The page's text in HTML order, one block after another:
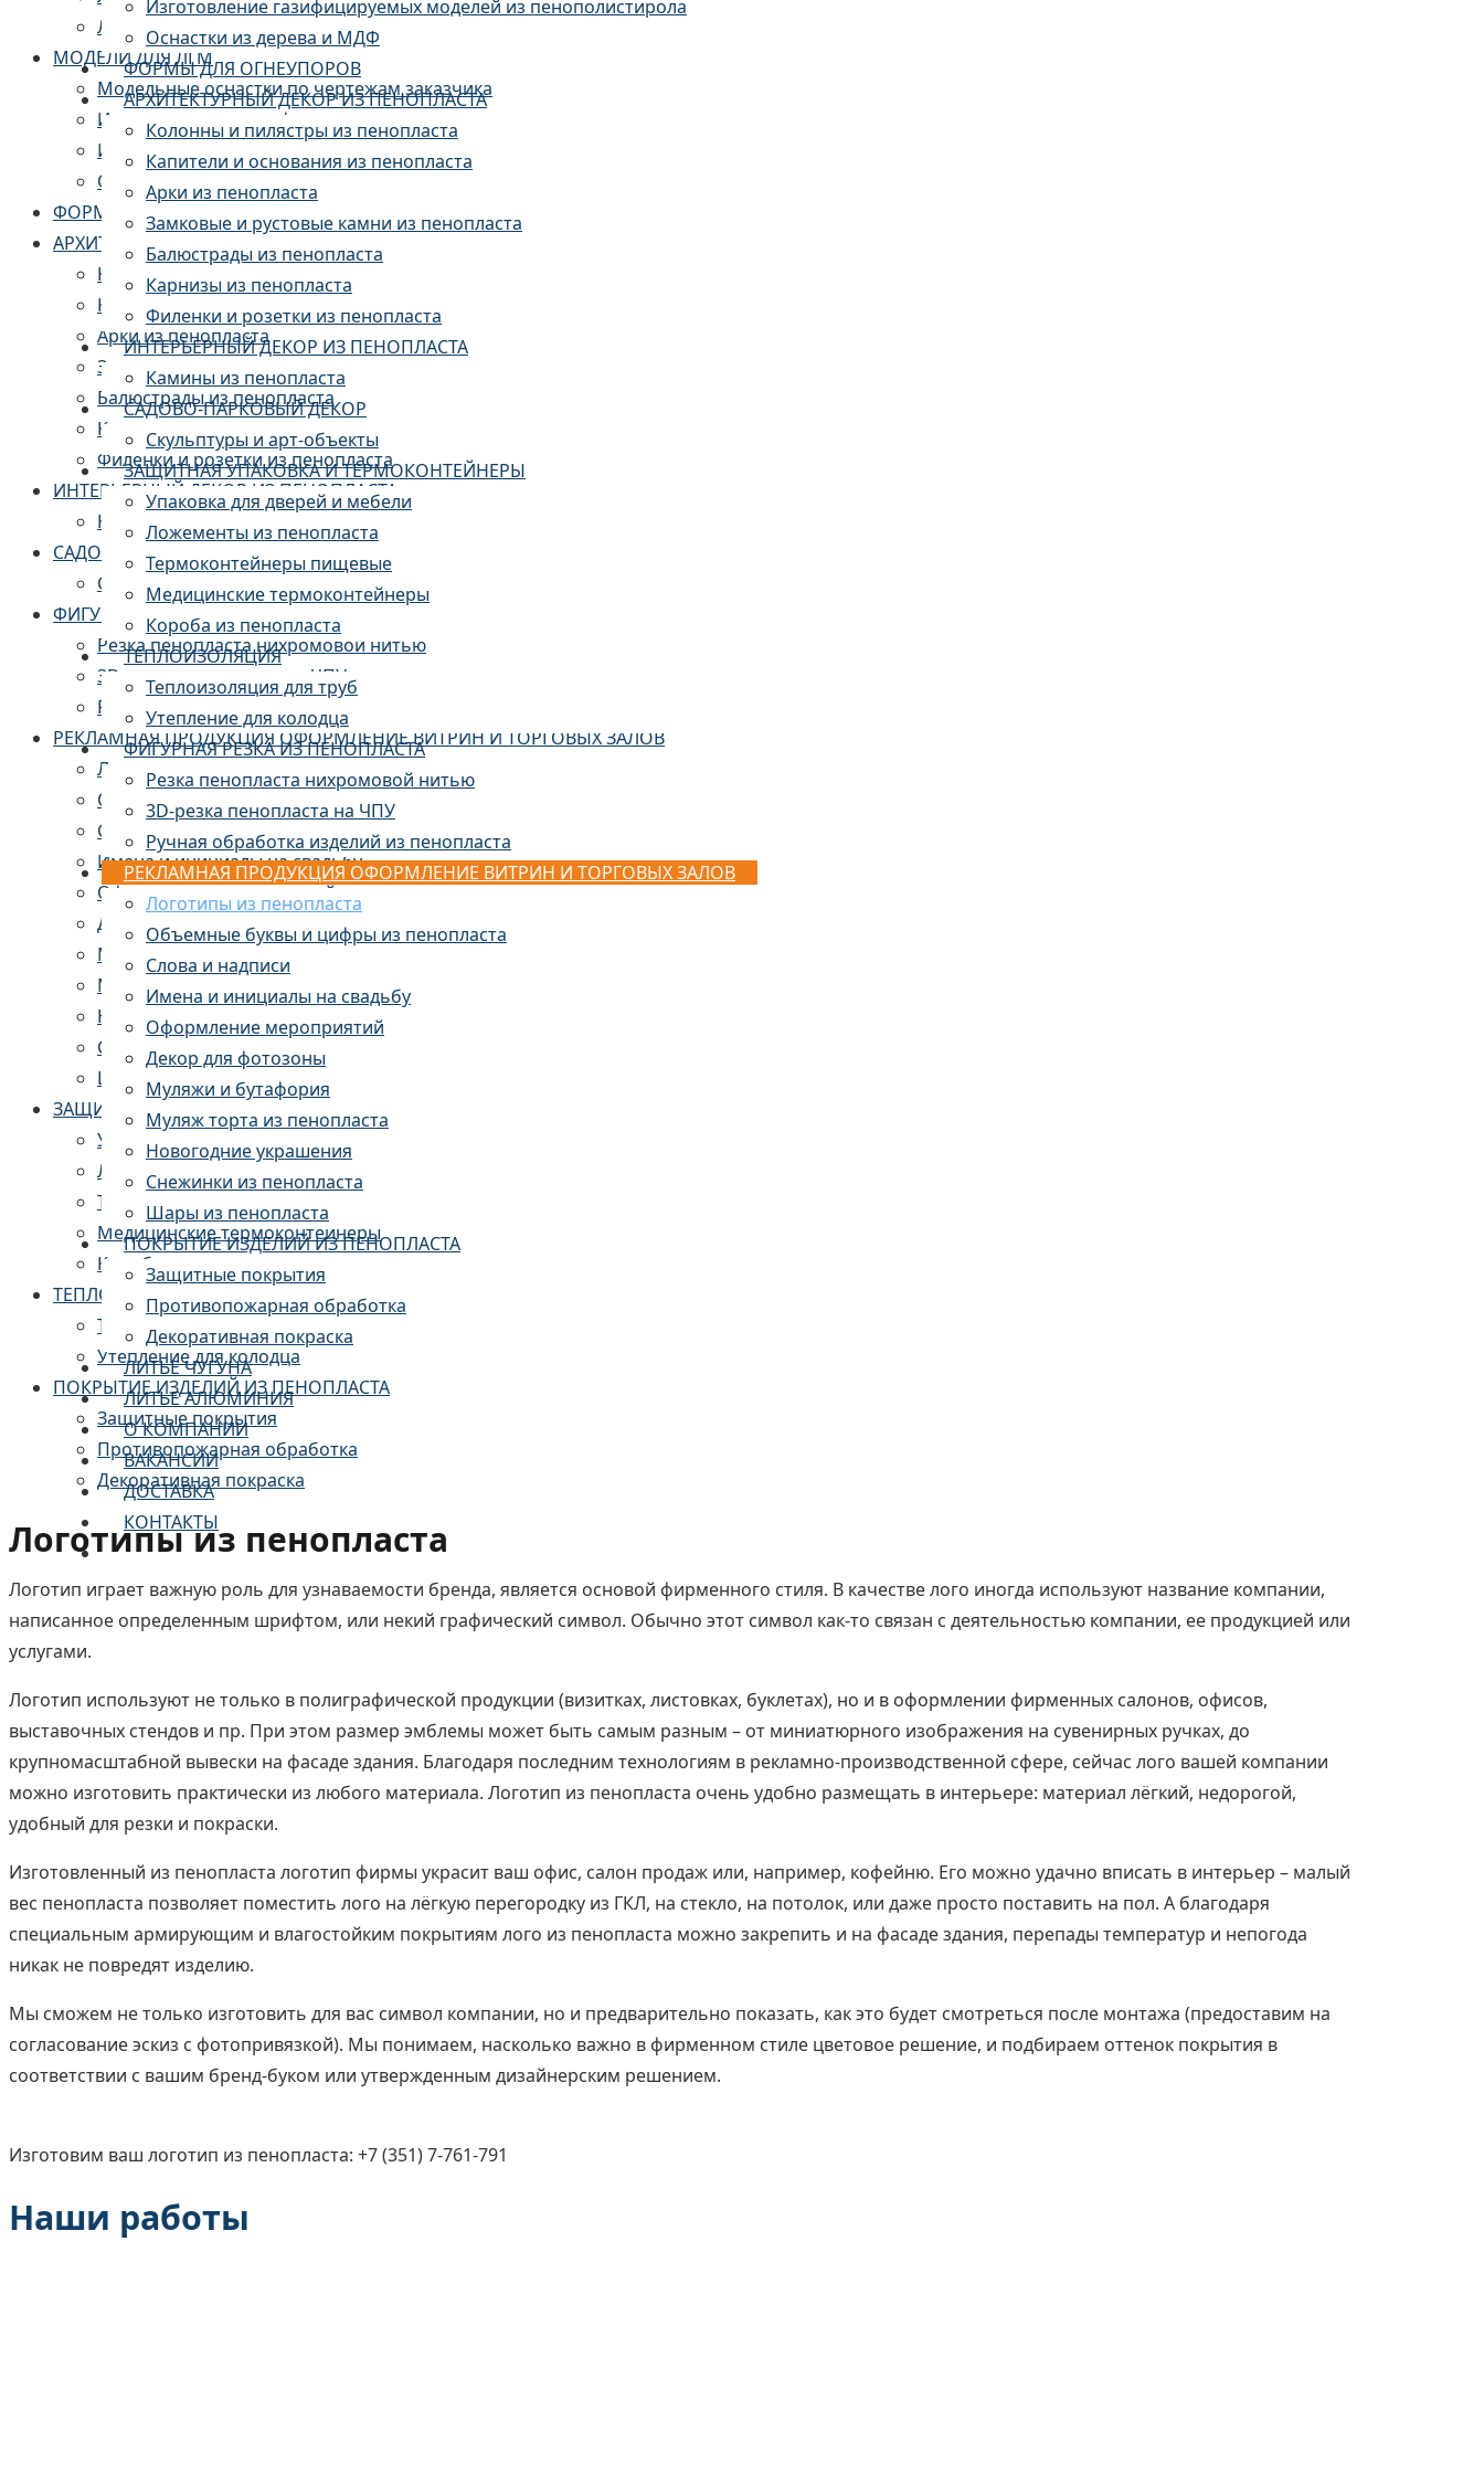
Изготовление газифицируемых моделей из пенополистирола
Оснастки из дерева и МДФ
ФОРМЫ ДЛЯ ОГНЕУПОРОВ
АРХИТЕКТУРНЫЙ ДЕКОР ИЗ ПЕНОПЛАСТА
Колонны и пилястры из пенопласта
Капители и основания из пенопласта
Арки из пенопласта
Замковые и рустовые камни из пенопласта
Балюстрады из пенопласта
Карнизы из пенопласта
Филенки и розетки из пенопласта
ИНТЕРЬЕРНЫЙ ДЕКОР ИЗ ПЕНОПЛАСТА
Камины из пенопласта
САДОВО-ПАРКОВЫЙ ДЕКОР
Скульптуры и арт-объекты
ЗАЩИТНАЯ УПАКОВКА И ТЕРМОКОНТЕЙНЕРЫ
Упаковка для дверей и мебели
Ложементы из пенопласта
Термоконтейнеры пищевые
Медицинские термоконтейнеры
Короба из пенопласта
ТЕПЛОИЗОЛЯЦИЯ
Теплоизоляция для труб
Утепление для колодца
ФИГУРНАЯ РЕЗКА ИЗ ПЕНОПЛАСТА
Резка пенопласта нихромовой нитью
3D-резка пенопласта на ЧПУ
Ручная обработка изделий из пенопласта
РЕКЛАМНАЯ ПРОДУКЦИЯ ОФОРМЛЕНИЕ ВИТРИН И ТОРГОВЫХ ЗАЛОВ
Логотипы из пенопласта
Объемные буквы и цифры из пенопласта
Слова и надписи
Имена и инициалы на свадьбу
Оформление мероприятий
Декор для фотозоны
Муляжи и бутафория
Муляж торта из пенопласта
Новогодние украшения
Снежинки из пенопласта
Шары из пенопласта
ПОКРЫТИЕ ИЗДЕЛИЙ ИЗ ПЕНОПЛАСТА
Защитные покрытия
Противопожарная обработка
Декоративная покраска
ЛИТЬЕ ЧУГУНА
ЛИТЬЕ АЛЮМИНИЯ
О КОМПАНИИ
ВАКАНСИИ
ДОСТАВКА
КОНТАКТЫ
ЛИТЬЕ АЛЮМИНИЯ
МОДЕЛИ ДЛЯ ЛГМ
Модельные оснастки по чертежам заказчика
Изготовление пресс-форм
Изготовление газифицируемых моделей из пенополистирола
Оснастки из дерева и МДФ
ФОРМЫ ДЛЯ ОГНЕУПОРОВ
АРХИТЕКТУРНЫЙ ДЕКОР ИЗ ПЕНОПЛАСТА
Колонны и пилястры из пенопласта
Капители и основания из пенопласта
Арки из пенопласта
Замковые и рустовые камни из пенопласта
Балюстрады из пенопласта
Карнизы из пенопласта
Филенки и розетки из пенопласта
ИНТЕРЬЕРНЫЙ ДЕКОР ИЗ ПЕНОПЛАСТА
Камины из пенопласта
САДОВО-ПАРКОВЫЙ ДЕКОР
Скульптуры и арт-объекты
ФИГУРНАЯ РЕЗКА ИЗ ПЕНОПЛАСТА
Резка пенопласта нихромовой нитью
3D-резка пенопласта на ЧПУ
Ручная обработка изделий из пенопласта
РЕКЛАМНАЯ ПРОДУКЦИЯ ОФОРМЛЕНИЕ ВИТРИН И ТОРГОВЫХ ЗАЛОВ
Логотипы из пенопласта
Объемные буквы из пенопласта
Слова и надписи
Имена и инициалы на свадьбу
Оформление мероприятий
Декор для фотозоны
Муляжи и бутафория
Муляж торта из пенопласта
Новогодние украшения
Снежинки из пенопласта
Шары из пенопласта
ЗАЩИТНАЯ УПАКОВКА И ТЕРМОКОНТЕЙНЕРЫ
Упаковка для дверей и мебели
Ложементы из пенопласта
Термоконтейнеры пищевые
Медицинские термоконтейнеры
Короба из пенопласта
ТЕПЛОИЗОЛЯЦИЯ
Теплоизоляция для труб
Утепление для колодца
ПОКРЫТИЕ ИЗДЕЛИЙ ИЗ ПЕНОПЛАСТА
Защитные покрытия
Противопожарная обработка
Декоративная покраска
Логотипы из пенопласта
Логотип играет важную роль для узнаваемости бренда, является основой фирменного стиля. В качестве лого иногда используют название компании,
написанное определенным шрифтом, или некий графический символ. Обычно этот символ как-то связан с деятельностью компании, ее продукцией или
услугами.
Логотип используют не только в полиграфической продукции (визитках, листовках, буклетах), но и в оформлении фирменных салонов, офисов,
выставочных стендов и пр. При этом размер эмблемы может быть самым разным – от миниатюрного изображения на сувенирных ручках, до
крупномасштабной вывески на фасаде здания. Благодаря последним технологиям в рекламно-производственной сфере, сейчас лого вашей компании
можно изготовить практически из любого материала. Логотип из пенопласта очень удобно размещать в интерьере: материал лёгкий, недорогой,
удобный для резки и покраски.
Изготовленный из пенопласта логотип фирмы украсит ваш офис, салон продаж или, например, кофейню. Его можно удачно вписать в интерьер – малый
вес пенопласта позволяет поместить лого на лёгкую перегородку из ГКЛ, на стекло, на потолок, или даже просто поставить на пол. А благодаря
специальным армирующим и влагостойким покрытиям лого из пенопласта можно закрепить и на фасаде здания, перепады температур и непогода
никак не повредят изделию.
Мы сможем не только изготовить для вас символ компании, но и предварительно показать, как это будет смотреться после монтажа (предоставим на
согласование эскиз с фотопривязкой). Мы понимаем, насколько важно в фирменном стиле цветовое решение, и подбираем оттенок покрытия в
соответствии с вашим бренд-буком или утвержденным дизайнерским решением.
Изготовим ваш логотип из пенопласта: +7 (351) 7-761-791
Наши работы